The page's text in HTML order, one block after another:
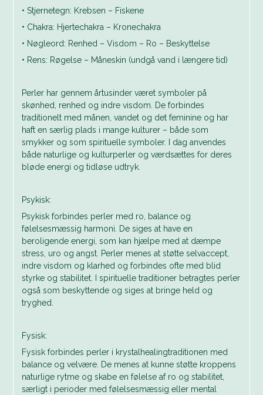
• Stjernetegn: Krebsen – Fiskene
• Chakra: Hjertechakra – Kronechakra
• Nøgleord: Renhed – Visdom – Ro – Beskyttelse
• Rens: Røgelse – Måneskin (undgå vand i længere tid)
Perler har gennem årtusinder været symboler på
skønhed, renhed og indre visdom. De forbindes
traditionelt med månen, vandet og det feminine og har
haft en særlig plads i mange kulturer – både som
smykker og som spirituelle symboler. I dag anvendes
både naturlige og kulturperler og værdsættes for deres
bløde energi og tidløse udtryk.
Psykisk:
Psykisk forbindes perler med ro, balance og
følelsesmæssig harmoni. De siges at have en
beroligende energi, som kan hjælpe med at dæmpe
stress, uro og angst. Perler menes at støtte selvaccept,
indre visdom og klarhed og forbindes ofte med blid
styrke og stabilitet. I spirituelle traditioner betragtes perler
også som beskyttende og siges at bringe held og
tryghed.
Fysisk:
Fysisk forbindes perler i krystalhealingtraditionen med
balance og velvære. De menes at kunne støtte kroppens
naturlige rytme og skabe en følelse af ro og stabilitet,
særligt i perioder med følelsesmæssig eller mental